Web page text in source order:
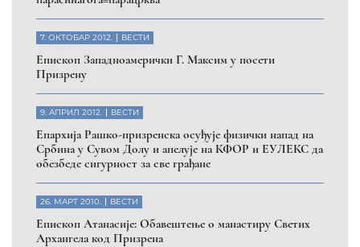
7. ОКТОБАР 2012. ВЕСТИ
Eпископ Западноамерички Г. Максим у посети
Призрену
9. АПРИЛ 2012. ВЕСТИ
Eпархија Рашко-призренска осуђује физички напад на
Србина у Сувом Долу и апелује на КФОР и ЕУЛЕКС да
обезбеде сигурност за све грађане
26. МАРТ 2010. ВЕСТИ
Eпископ Атанасије: Обавештење о манастиру Светих
Архангела код Призрена